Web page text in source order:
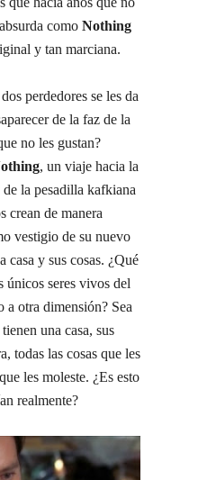
como Nothing
y tan marciana.
perdedores se les da
de la faz de la
no les gustan?
, un viaje hacia la
la pesadilla kafkiana
crean de manera
vestigio de su nuevo
casa y sus cosas. ¿Qué
únicos seres vivos del
a otra dimensión? Sea
una casa, sus
todas las cosas que les
les moleste. ¿Es esto
realmente?